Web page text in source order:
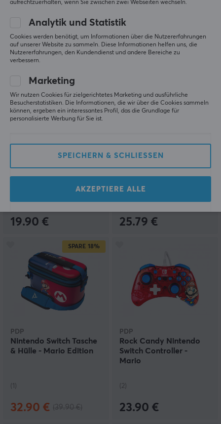
19.79 € 27.90 € (49.90 €)
PDP
Deluxe Travel Case
Mario Edition (Nintendo
Switch)
(0)
19.90 €
PDP
Commuter Case Mario
Switch)
25.79 €
SPARE 18%
PDP
Nintendo Switch Tasche
& Hülle - Mario Edition
(1)
32.90 €
PDP
Rock Candy Nintendo
Switch Controller -
Mario
(2)
23.90 €
aufrechtzuerhalten, wenn Sie zwischen zwei Webseiten wechseln.
Analytik und Statistik
Cookies werden benötigt, um Informationen über die Nutzererfahrungen
auf unserer Website zu sammeln. Diese Informationen helfen uns, die
Nutzererfahrungen, den Kundendienst und andere Bereiche zu
verbessern.
Marketing
Wir nutzen Cookies für zielgerichtetes Marketing und ausführliche
Besucherstatistiken. Die Informationen, die wir über die Cookies sammeln
können, ergeben ein interessantes Profil, das die Grundlage für
personalisierte Werbung für Sie ist.
SPEICHERN & SCHLIESSEN
AKZEPTIERE ALLE